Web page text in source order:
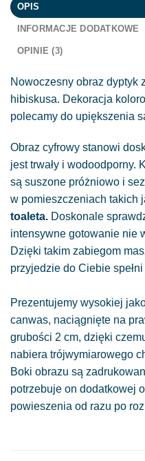
OPIS
INFORMACJE DODATKOWE
OPINIE (3)
Nowoczesny obraz dyptyk
hibiskusa. Dekoracja
polecamy do upiększenia
Obraz cyfrowy stanowi
jest trwały i wodoodporny.
są suszone próżniowo i
w pomieszczeniach takich
toaleta. Doskonale
intensywne gotowanie nie
Dzięki takim zabiegom
przyjedzie do Ciebie
Prezentujemy wysokiej
canwas, naciągnięte na
grubości 2 cm, dzięki
nabiera trójwymiarowego
Boki obrazu są
potrzebuje on dodatkowej
powieszenia od razu po